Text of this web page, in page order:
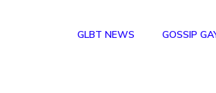
GLBT NEWS GOSSIP